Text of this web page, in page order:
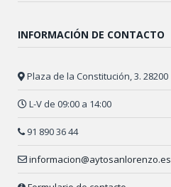
INFORMACIÓN DE CONTACTO
Plaza de la Constitución, 3. 28200
L-V de 09:00 a 14:00
91 890 36 44
informacion@aytosanlorenzo.es